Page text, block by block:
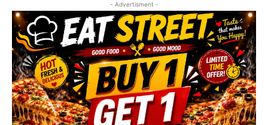
- Advertisment -